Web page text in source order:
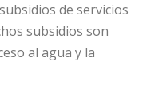
de servicios
subsidios son
al agua y la